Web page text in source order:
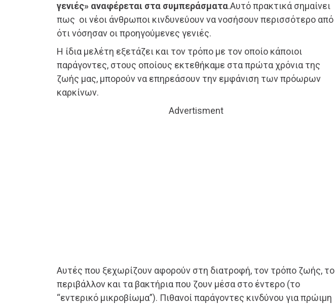
γενιές» αναφέρεται στα συμπεράσματα.Αυτό πρακτικά σημαίνει
πως οι νέοι άνθρωποι κινδυνεύουν να νοσήσουν περισσότερο από
ότι νόσησαν οι προηγούμενες γενιές.
Η ίδια μελέτη εξετάζει και τον τρόπο με τον οποίο κάποιοι
παράγοντες, στους οποίους εκτεθήκαμε στα πρώτα χρόνια της
ζωής μας, μπορούν να επηρεάσουν την εμφάνιση των πρόωρων
καρκίνων.
Advertisment
Αυτές που ξεχωρίζουν αφορούν στη διατροφή, τον τρόπο ζωής, το
περιβάλλον και τα βακτήρια που ζουν μέσα στο έντερο (το
“εντερικό μικροβίωμα”). Πιθανοί παράγοντες κινδύνου για πρώιμη